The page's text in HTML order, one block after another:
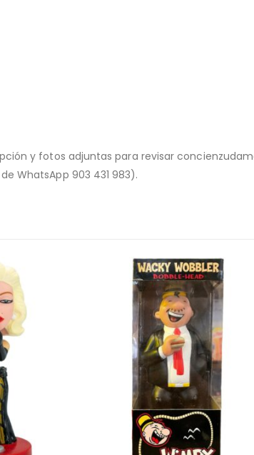
y fotos adjuntas para revisar
WhatsApp 903 431 983).